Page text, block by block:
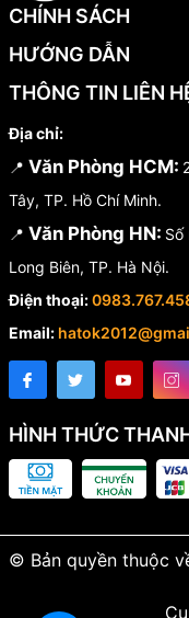
CHÍNH SÁCH
HƯỚNG DẪN
THÔNG TIN LIÊN
Địa chỉ:
📍 Văn Phòng HCM:
Tây, TP. Hồ Chí Minh.
📍 Văn Phòng HN: Số
Long Biên, TP. Hà Nội.
Điện thoại:
Email:
HÌNH THỨC
© Bản quyền thuộc